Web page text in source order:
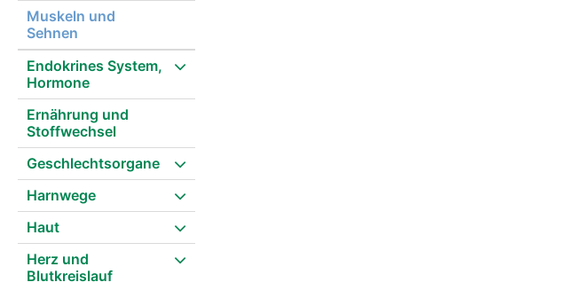
Muskeln und
Sehnen
Endokrines System,
Hormone
Ernährung und
Stoffwechsel
Geschlechtsorgane
Harnwege
Haut
Herz und
Blutkreislauf